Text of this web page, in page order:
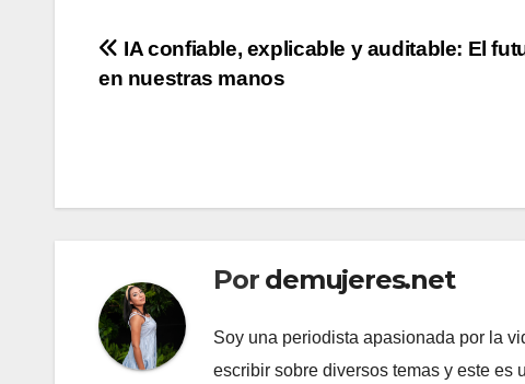
Navegación
IA confiable, explicable y auditable: El
en nuestras manos
Por demujeres.net
Soy una periodista apasionada por la
escribir sobre diversos temas y este es